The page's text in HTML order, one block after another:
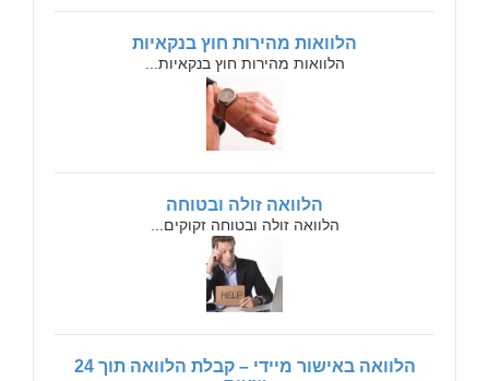
הלוואות מהירות חוץ בנקאיות
הלוואות מהירות חוץ בנקאיות...
הלוואה זולה ובטוחה
הלוואה זולה ובטוחה זקוקים...
הלוואה באישור מיידי – קבלת הלוואה תוך 24